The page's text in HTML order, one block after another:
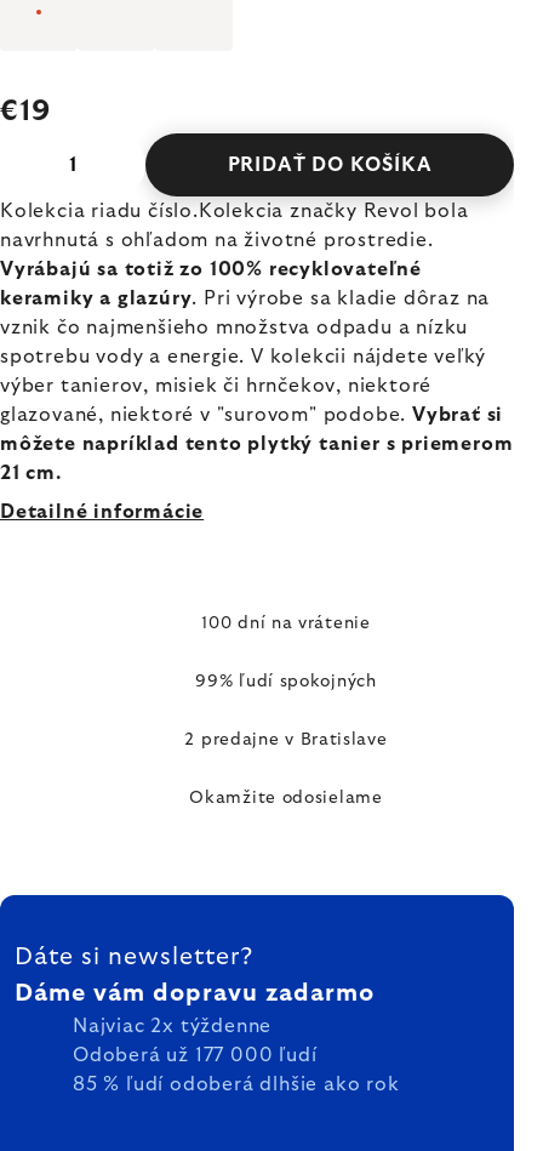
€19
PRIDAŤ DO KOŠÍKA
Kolekcia riadu číslo.Kolekcia značky Revol bola
navrhnutá s ohľadom na životné prostredie.
Vyrábajú sa totiž zo 100% recyklovateľné
keramiky a glazúry. Pri výrobe sa kladie dôraz na
vznik čo najmenšieho množstva odpadu a nízku
spotrebu vody a energie. V kolekcii nájdete veľký
výber tanierov, misiek či hrnčekov, niektoré
glazované, niektoré v "surovom" podobe. Vybrať si
môžete napríklad tento plytký tanier s priemerom
21 cm.
Detailné informácie
100 dní na vrátenie
99% ľudí spokojných
2 predajne v Bratislave
Okamžite odosielame
ZÁPÄTIE
Dáte si newsletter?
Dáme vám dopravu zadarmo
Najviac 2x týždenne
Odoberá už 177 000 ľudí
85 % ľudí odoberá dlhšie ako rok